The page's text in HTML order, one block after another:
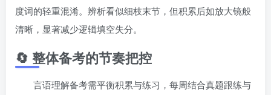
度词的轻重混淆。辨析看似细枝末节，但积累后如放大镜般
清晰，显著减少逻辑填空失分。
🔄 整体备考的节奏把控
言语理解备考需平衡积累与练习，每周结合真题跟练与